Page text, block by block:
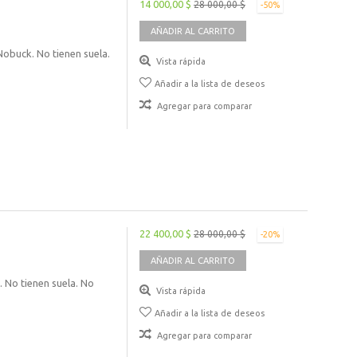
No tienen suela.
14 000,00 $ 28 000,00 $ -50%
AÑADIR AL CARRITO
Vista rápida
Añadir a la lista de deseos
Agregar para comparar
tienen suela. No
22 400,00 $ 28 000,00 $ -20%
AÑADIR AL CARRITO
Vista rápida
Añadir a la lista de deseos
Agregar para comparar